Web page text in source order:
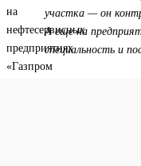
участка — он
А еще на
специальность и